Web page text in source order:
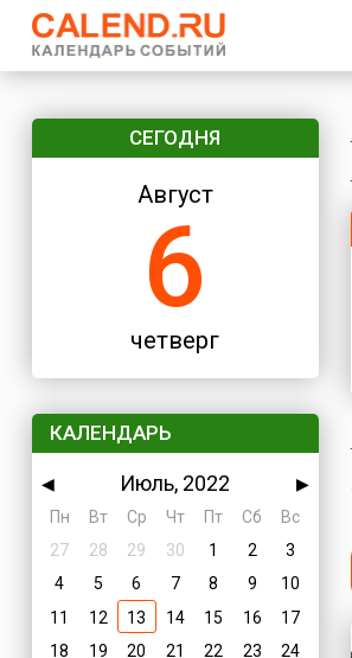
СЕГОДНЯ
Август
6
четверг
КАЛЕНДАРЬ
◀ Июль, 2022
▶
Пн
Вт Ср Чт Пт Сб
Вс
27
28 29 30 1 2
3
4
5 6 7 8 9
10
11
12 13 14 15 16
17
18
19 20 21 22 23
24